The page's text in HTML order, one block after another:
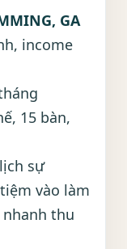
GA
income
15 bàn,
sự
vào làm
nhanh thu